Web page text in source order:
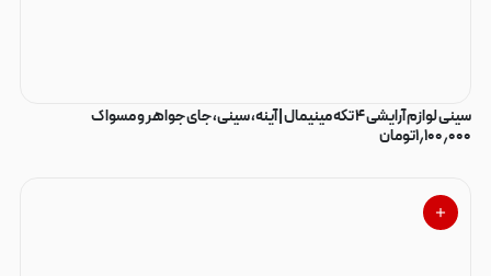
سینی لوازم آرایشی ۴ تکه مینیمال | آینه، سینی، جای جواهر و مسواک
۱٫۱۰۰٫۰۰۰تومان